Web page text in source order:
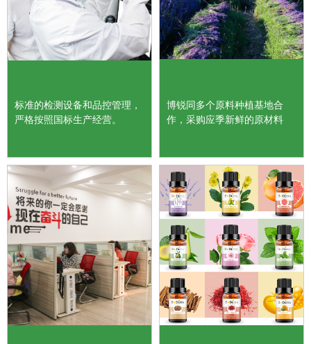
博锐同多个原料种植基地合
作，采购应季新鲜的原材料
标准的检测设备和品控管理，
严格按照国标生产经营。